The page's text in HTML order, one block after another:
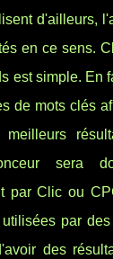
d'ailleurs,
en ce sens.
est simple. En
de mots clés
sera
par Clic ou
par
des